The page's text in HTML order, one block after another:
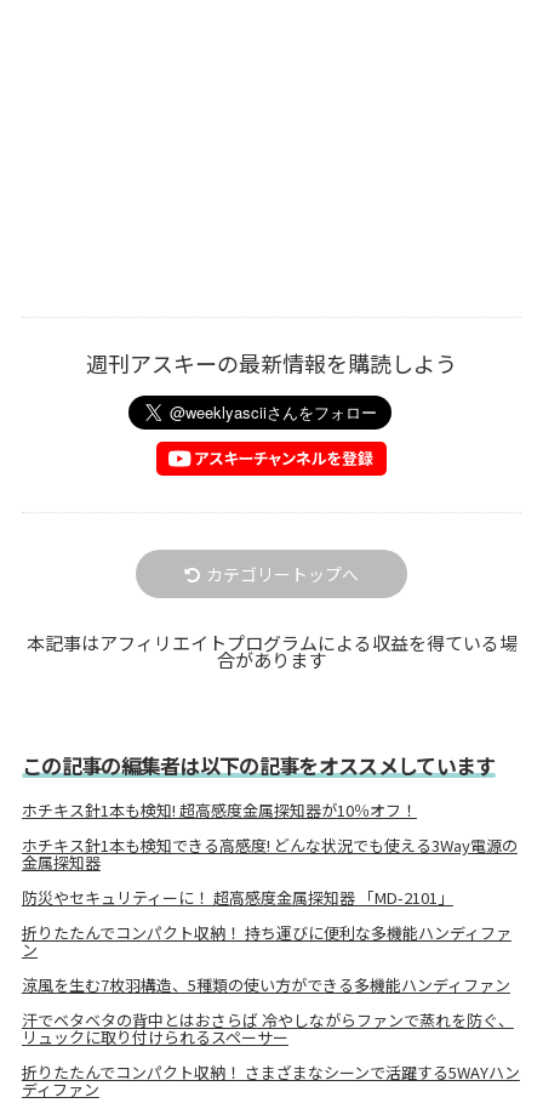
週刊アスキーの最新情報を購読しよう
カテゴリートップへ
本記事はアフィリエイトプログラムによる収益を得ている場
合があります
この記事の編集者は以下の記事をオススメしています
ホチキス針1本も検知! 超高感度金属探知器が10％オフ！
ホチキス針1本も検知できる高感度! どんな状況でも使える3Way電源の
金属探知器
防災やセキュリティーに！ 超高感度金属探知器 「MD-2101」
折りたたんでコンパクト収納！ 持ち運びに便利な多機能ハンディファ
ン
涼風を生む7枚羽構造、5種類の使い方ができる多機能ハンディファン
汗でベタベタの背中とはおさらば 冷やしながらファンで蒸れを防ぐ、
リュックに取り付けられるスペーサー
折りたたんでコンパクト収納！ さまざまなシーンで活躍する5WAYハン
ディファン